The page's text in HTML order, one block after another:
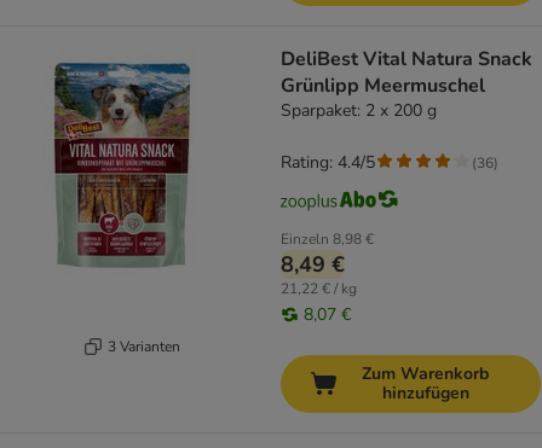
3 Varianten
DeliBest Vital Natura Snack
Grünlipp Meermuschel
Sparpaket: 2 x 200 g
Einzeln 8,98 €
8,49 €
21,22 € / kg
8,07 €
Rating: 4.4/5 (36)
Zum Warenkorb
hinzufügen